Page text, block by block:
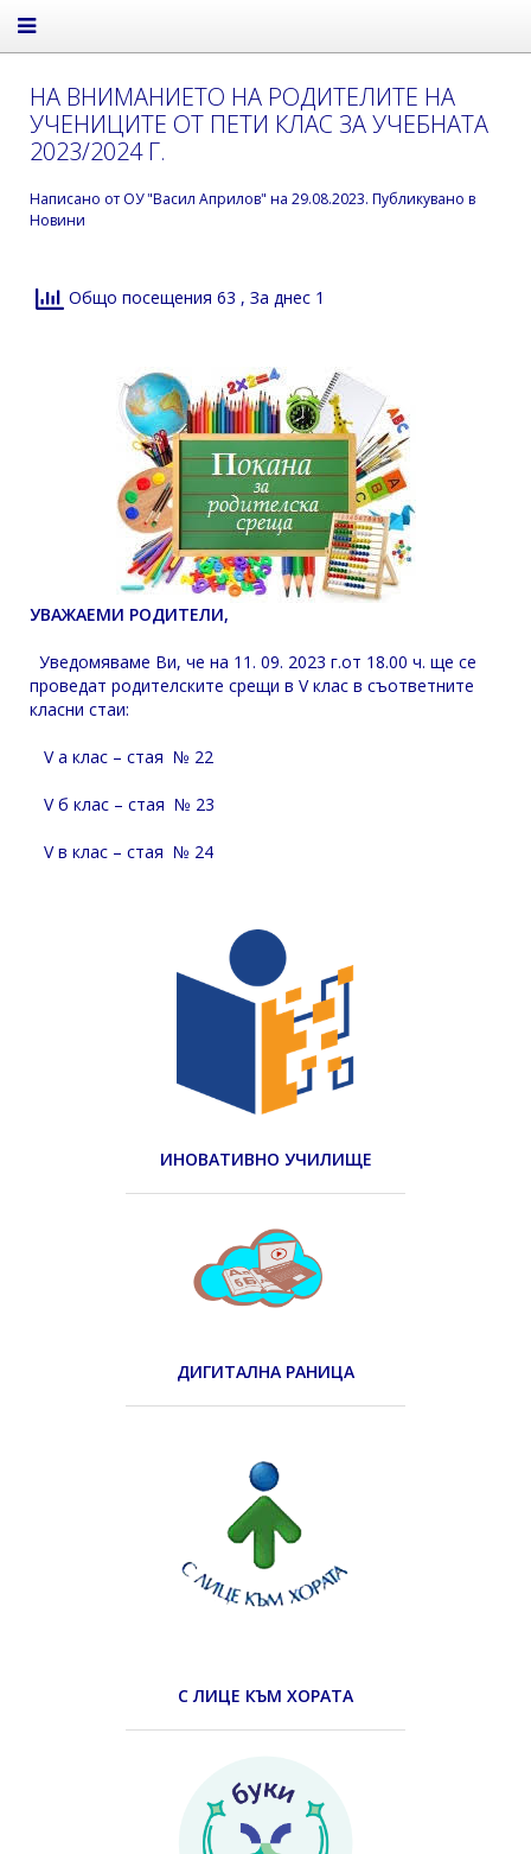
НА ВНИМАНИЕТО НА РОДИТЕЛИТЕ НА
УЧЕНИЦИТЕ ОТ ПЕТИ КЛАС ЗА УЧЕБНАТА
2023/2024 Г.
Написано от ОУ "Васил Априлов" на 29.08.2023. Публикувано в
Новини
Общо посещения 63 , За днес 1
УВАЖАЕМИ РОДИТЕЛИ,
Уведомяваме Ви, че на 11. 09. 2023 г.от 18.00 ч. ще се
проведат родителските срещи в V клас в съответните
класни стаи:
V а клас – стая № 22
V б клас – стая № 23
V в клас – стая № 24
ИНОВАТИВНО УЧИЛИЩЕ
ДИГИТАЛНА РАНИЦА
С ЛИЦЕ КЪМ ХОРАТА